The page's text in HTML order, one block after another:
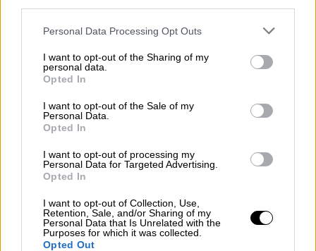
Please note that this website/app uses one or more Google
not limited to your visit or usage behaviour. You may click to
grant or deny consent to Google and its third-party tags to
use your data for below specified purposes in below Google
consent section.
Personal Data Processing Opt Outs
I want to opt-out of the Sharing of my
personal data.
Opted In
I want to opt-out of the Sale of my
Personal Data.
Opted In
I want to opt-out of processing my
Personal Data for Targeted Advertising.
Opted In
I want to opt-out of Collection, Use,
Retention, Sale, and/or Sharing of my
Personal Data that Is Unrelated with the
Purposes for which it was collected.
Opted Out
16.02.2026 22:38
Συλλεκτική κάρτα Pokemon πωλήθηκε
για 16,5 εκατομμύρια δολάρια - Πώς
απέκτησε την... υπεραξία
Η κάρτα, που πρότινος άνηκε στον Λόγκαν
κατασκευασμένο διαμαντένιο κολιέ